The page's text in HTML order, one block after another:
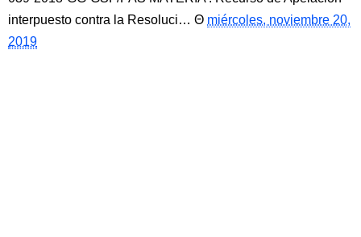
interpuesto contra la Resoluci…
miércoles, noviembre 20,
2019